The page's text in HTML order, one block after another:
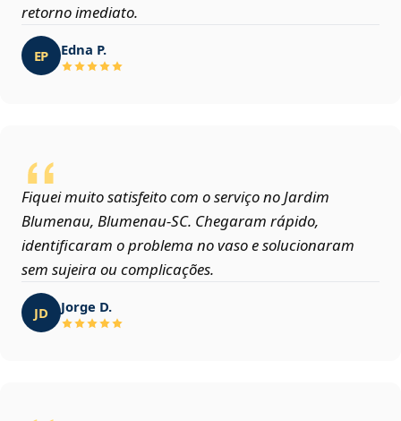
retorno imediato.
EP Edna P.
Fiquei muito satisfeito com o serviço no Jardim
Blumenau, Blumenau‑SC. Chegaram rápido,
identificaram o problema no vaso e solucionaram
sem sujeira ou complicações.
JD Jorge D.